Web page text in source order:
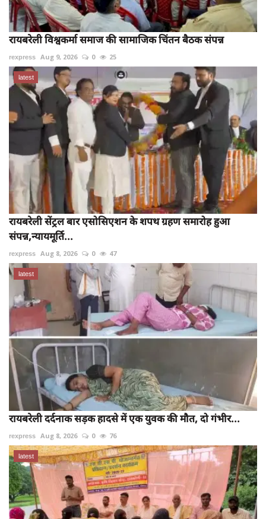
रायबरेली विश्वकर्मा समाज की सामाजिक चिंतन बैठक संपन्न
rexpress Aug 9, 2026 0 25
latest
रायबरेली सेंट्रल बार एसोसिएशन के शपथ ग्रहण समारोह हुआ
संपन्न,न्यायमूर्ति...
rexpress Aug 8, 2026 0 47
latest
रायबरेली दर्दनाक सड़क हादसे में एक युवक की मौत, दो गंभीर...
rexpress Aug 8, 2026 0 76
latest